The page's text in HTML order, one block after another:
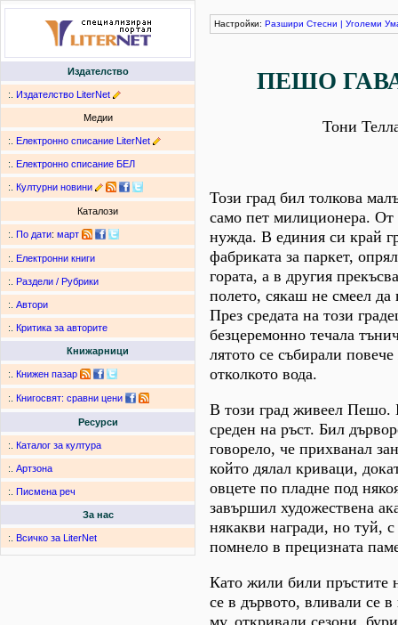
Издателство
:. Издателство LiterNet
Медии
:. Електронно списание LiterNet
:. Електронно списание БЕЛ
:. Културни новини
Каталози
:. По дати: март
:. Електронни книги
:. Раздели / Рубрики
:. Автори
:. Критика за авторите
Книжарници
:. Книжен пазар
:. Книгосвят: сравни цени
Ресурси
:. Каталог за култура
:. Артзона
:. Писмена реч
За нас
:. Всичко за LiterNet
Настройки: Разшири Стесни | Уголеми
ПЕШО
Тони
Този град бил толкова
само пет милиционера. От
нужда. В единия си край
фабриката за паркет,
гората, а в другия
полето, сякаш не смеел да
През средата на този
безцеремонно течала
лятото се събирали
отколкото вода.
В този град живеел Пешо.
среден на ръст. Бил
говорело, че прихванал
който дялал криваци,
овцете по пладне под
завършил художествена
някакви награди, но туй,
помнело в прецизната
Като жили били
се в дървото, вливали се
му, откривали сезони,